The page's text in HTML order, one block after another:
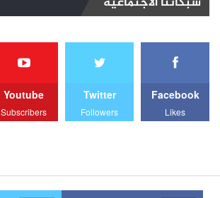
Facebook
Likes
Twitter
Followers
Youtube
Subscribers